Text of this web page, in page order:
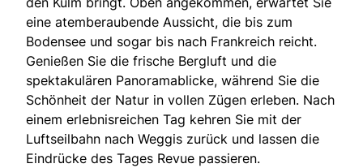
eine atemberaubende Aussicht, die bis zum
Bodensee und sogar bis nach Frankreich reicht.
Genießen Sie die frische Bergluft und die
spektakulären Panoramablicke, während Sie die
Schönheit der Natur in vollen Zügen erleben. Nach
einem erlebnisreichen Tag kehren Sie mit der
Luftseilbahn nach Weggis zurück und lassen die
Eindrücke des Tages Revue passieren.